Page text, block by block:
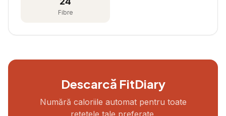
Fibre
Descarcă FitDiary
Numără caloriile automat pentru toate
rețetele tale preferate.